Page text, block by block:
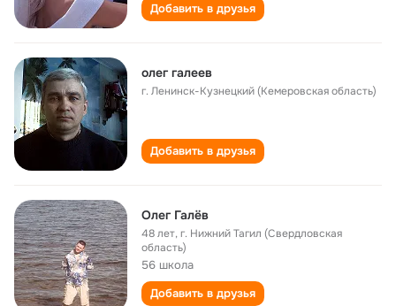
Добавить в друзья
олег галеев
г. Ленинск-Кузнецкий (Кемеровская область)
Добавить в друзья
Олег Галёв
48 лет,г. Нижний Тагил (Свердловская
область)
56 школа
Добавить в друзья